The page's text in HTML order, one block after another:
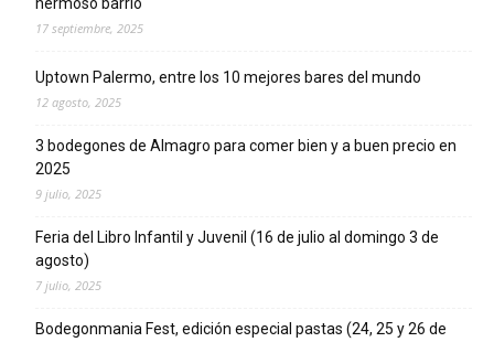
17 septiembre, 2025
Uptown Palermo, entre los 10 mejores bares del mundo
12 agosto, 2025
3 bodegones de Almagro para comer bien y a buen precio en
2025
9 julio, 2025
Feria del Libro Infantil y Juvenil (16 de julio al domingo 3 de
agosto)
7 julio, 2025
Bodegonmania Fest, edición especial pastas (24, 25 y 26 de